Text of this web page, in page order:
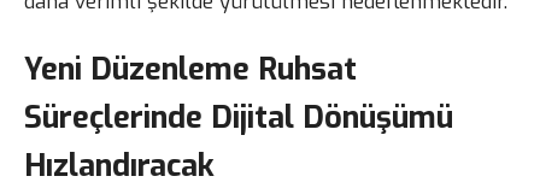
Yeni Düzenleme Ruhsat
Süreçlerinde Dijital Dönüşümü
Hızlandıracak